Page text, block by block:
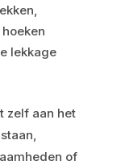
lekkage
zelf aan het
of